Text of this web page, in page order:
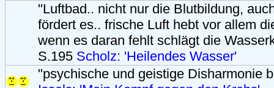
"Luftbad.. nicht nur die Blutbildung,
fördert es.. frische Luft hebt vor allem
wenn es daran fehlt schlägt die
S.195 Scholz: 'Heilendes Wasser'
"psychische und geistige Disharmonie